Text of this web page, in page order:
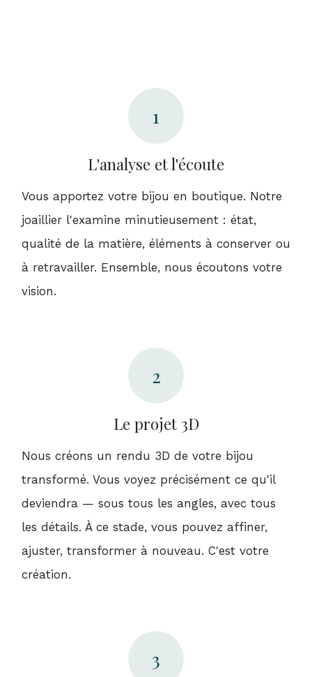
1
L'analyse et l'écoute
Vous apportez votre bijou en boutique. Notre
joaillier l'examine minutieusement : état,
qualité de la matière, éléments à conserver ou
à retravailler. Ensemble, nous écoutons votre
vision.
2
Le projet 3D
Nous créons un rendu 3D de votre bijou
transformé. Vous voyez précisément ce qu'il
deviendra — sous tous les angles, avec tous
les détails. À ce stade, vous pouvez affiner,
ajuster, transformer à nouveau. C'est votre
création.
3